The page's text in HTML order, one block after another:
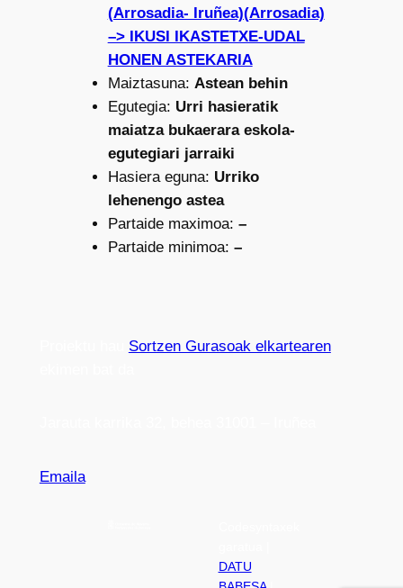
(Arrosadia- Iruñea)(Arrosadia)
–> IKUSI IKASTETXE-UDAL
HONEN ASTEKARIA
Maiztasuna: Astean behin
Egutegia: Urri hasieratik
maiatza bukaerara eskola-
egutegiari jarraiki
Hasiera eguna: Urriko
lehenengo astea
Partaide maximoa: –
Partaide minimoa: –
Sortzen Gurasoak elkartearen
Emaila
DATU